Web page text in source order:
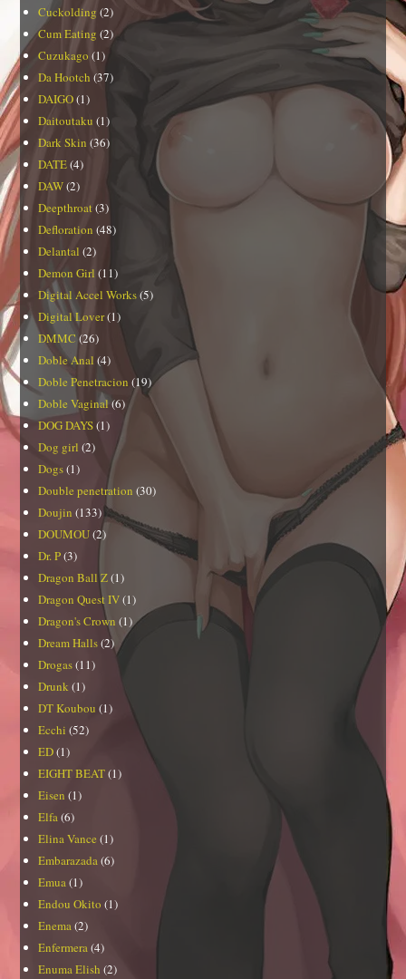
Cuckolding (2)
Cum Eating (2)
Cuzukago (1)
Da Hootch (37)
DAIGO(1)
Daitoutaku (1)
Dark Skin (36)
DATE(4)
DAW(2)
Deepthroat (3)
Defloration (48)
Delantal (2)
Demon Girl (11)
Digital Accel Works(5)
Digital Lover(1)
DMMC (26)
Doble Anal (4)
Doble Penetracion (19)
Doble Vaginal (6)
DOG DAYS(1)
Dog girl (2)
Dogs(1)
Double penetration (30)
Doujin (133)
DOUMOU(2)
Dr. P(3)
Dragon Ball Z(1)
Dragon Quest IV(1)
Dragon's Crown (1)
Dream Halls(2)
Drogas(11)
Drunk(1)
DT Koubou (1)
Ecchi (52)
ED(1)
EIGHT BEAT(1)
Eisen (1)
Elfa(6)
Elina Vance (1)
Embarazada(6)
Emua(1)
Endou Okito (1)
Enema(2)
Enfermera(4)
Enuma Elish (2)